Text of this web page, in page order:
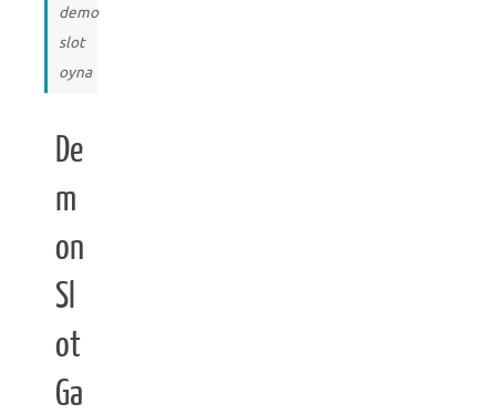
demo
slot
oyna
De
m
on
Sl
ot
Ga